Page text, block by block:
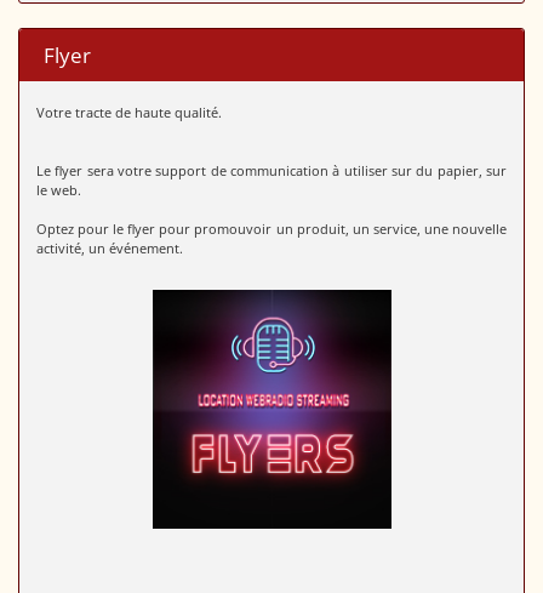
Flyer
Votre tracte de haute qualité.
Le flyer sera votre support de communication à utiliser sur du papier, sur
le web.
Optez pour le flyer pour promouvoir un produit, un service, une nouvelle
activité, un événement.